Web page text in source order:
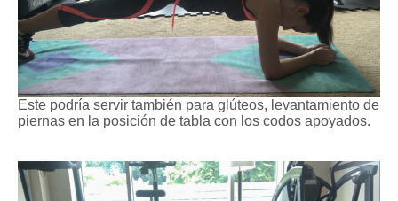
Este podría servir también para glúteos, levantamiento de
piernas en la posición de tabla con los codos apoyados.